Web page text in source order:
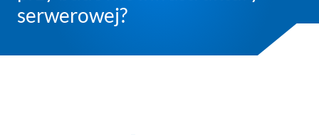
serwerowej?